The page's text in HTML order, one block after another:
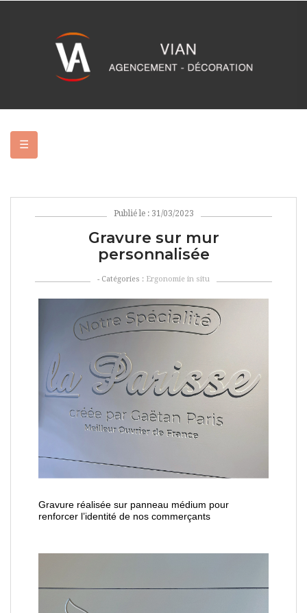
Basculer
☰
Publié le : 31/03/2023
Gravure sur mur
personnalisée
- Catégories : Ergonomie in situ
Gravure réalisée sur panneau médium pour
renforcer l’identité de nos commerçants